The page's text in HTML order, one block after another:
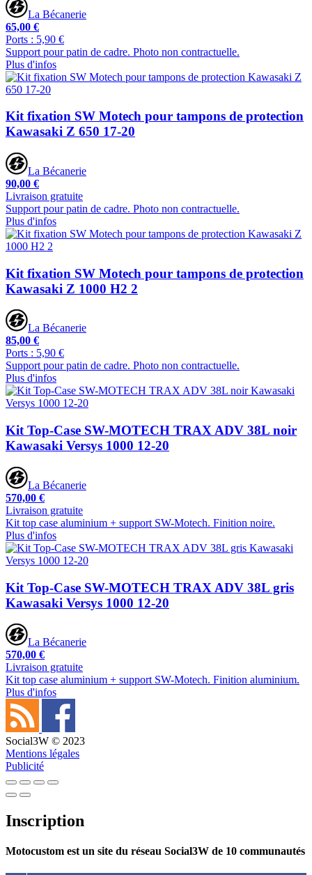
La Bécanerie
65,00 €
Ports : 5,90 €
Support pour patin de cadre. Photo non contractuelle.
Plus d'infos
Kit fixation SW Motech pour tampons de protection
Kawasaki Z 650 17-20
La Bécanerie
90,00 €
Livraison gratuite
Support pour patin de cadre. Photo non contractuelle.
Plus d'infos
Kit fixation SW Motech pour tampons de protection
Kawasaki Z 1000 H2 2
La Bécanerie
85,00 €
Ports : 5,90 €
Support pour patin de cadre. Photo non contractuelle.
Plus d'infos
Kit Top-Case SW-MOTECH TRAX ADV 38L noir
Kawasaki Versys 1000 12-20
La Bécanerie
570,00 €
Livraison gratuite
Kit top case aluminium + support SW-Motech. Finition noire.
Plus d'infos
Kit Top-Case SW-MOTECH TRAX ADV 38L gris
Kawasaki Versys 1000 12-20
La Bécanerie
570,00 €
Livraison gratuite
Kit top case aluminium + support SW-Motech. Finition aluminium.
Plus d'infos
Social3W © 2023
Mentions légales
Publicité
Inscription
Motocustom est un site du réseau Social3W de 10 communautés